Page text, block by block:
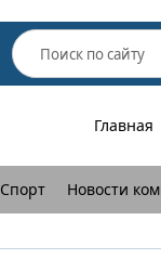
Главная
Спорт Новости